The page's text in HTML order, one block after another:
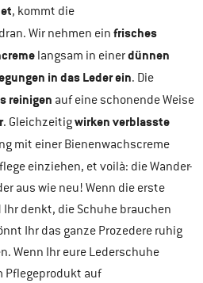
, kommt die
dran. Wir nehmen ein frisches
langsam in einerdünnen
in das Leder ein. Die
reinigen auf eine schonende Weise
. Gleichzeitigwirken verblasste
mit einer Bienenwachscreme
einziehen, et voilà: die Wander-
aus wie neu! Wenn die erste
denkt, die Schuhe brauchen
Ihr das ganze Prozedere ruhig
Wenn Ihr eure Lederschuhe
Pflegeprodukt auf